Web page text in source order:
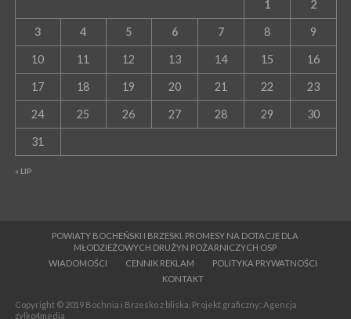
« LIP
1 2
3 4 5 6 7 8 9
10 11 12 13 14 15 16
17 18 19 20 21 22 23
24 25 26 27 28 29 30
31
POWIATY BOCHEŃSKI I BRZESKI. PROMESY NA DOTACJE DLA
MŁODZIEŻOWYCH DRUŻYN POŻARNICZYCH OSP
WIADOMOŚCI
CENNIK REKLAM
POLITYKA PRYWATNOŚCI
KONTAKT
Copyright © 2019 Bochnia i Brzesko z bliska. Projekt graficzny: Agencja
zylko4media